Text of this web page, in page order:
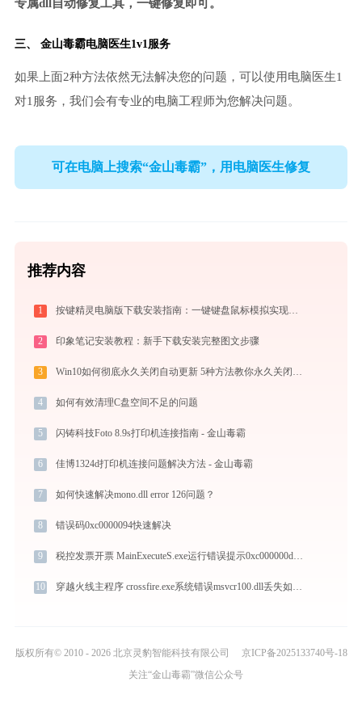
专属dll自动修复工具，一键修复即可。
三、 金山毒霸电脑医生1v1服务
如果上面2种方法依然无法解决您的问题，可以使用电脑医生1
对1服务，我们会有专业的电脑工程师为您解决问题。
可在电脑上搜索“金山毒霸”，用电脑医生修复
推荐内容
1 按键精灵电脑版下载安装指南：一键键盘鼠标模拟实现电脑自动办公与挂机
2 印象笔记安装教程：新手下载安装完整图文步骤
3 Win10如何彻底永久关闭自动更新 5种方法教你永久关闭win10自动更新
4 如何有效清理C盘空间不足的问题
5 闪铸科技Foto 8.9s打印机连接指南 - 金山毒霸
6 佳博1324d打印机连接问题解决方法 - 金山毒霸
7 如何快速解决mono.dll error 126问题？
8 错误码0xc0000094快速解决
9 税控发票开票 MainExecuteS.exe运行错误提示0xc000000d的解决办法
10 穿越火线主程序 crossfire.exe系统错误msvcr100.dll丢失如何解决
版权所有© 2010 - 2026 北京灵豹智能科技有限公司
京ICP备2025133740号-18
关注“金山毒霸”微信公众号